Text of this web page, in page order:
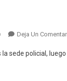
Deja Un
sede policial,